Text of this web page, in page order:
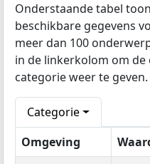
Onderstaande tabel
beschikbare gegevens
meer dan 100
in de linkerkolom om
categorie weer te geven.
Categorie
Omgeving